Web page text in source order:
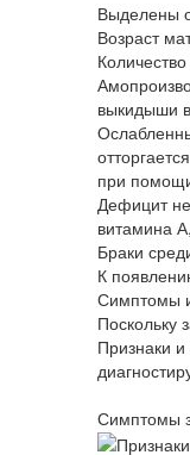
Выделены
Возраст
выкидыши
при
Дефицит
витамина
Браки
К
Симптомы
Поскольку
Признаки
Симптомы